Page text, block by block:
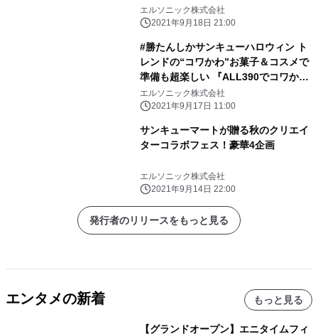
ハロウィン』が9月24日(金) からスタ
ート！
エルソニック株式会社
2021年9月18日 21:00
#勝たんしかサンキューハロウィン ト
レンドの“コワかわ”お菓子＆コスメで
準備も超楽しい 『ALL390でコワかわ
ハロウィン』が9月24日(金) からスタ
ート！
エルソニック株式会社
2021年9月17日 11:00
サンキューマートが贈る秋のクリエイ
ターコラボフェス！豪華4企画
エルソニック株式会社
2021年9月14日 22:00
発行者のリリースをもっと見る
エンタメの新着 もっと見る
【グランドオープン】エニタイムフィ